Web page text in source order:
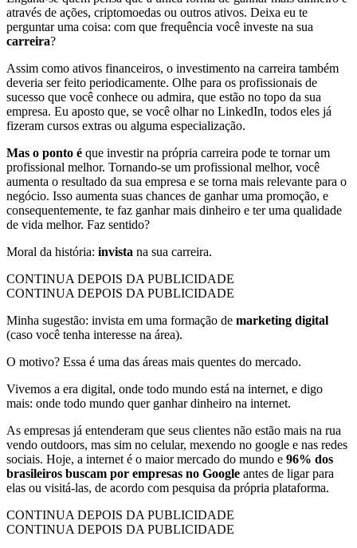
através de ações, criptomoedas ou outros ativos. Deixa eu te
perguntar uma coisa: com que frequência você investe na sua
carreira?
Assim como ativos financeiros, o investimento na carreira também
deveria ser feito periodicamente. Olhe para os profissionais de
sucesso que você conhece ou admira, que estão no topo da sua
empresa. Eu aposto que, se você olhar no LinkedIn, todos eles já
fizeram cursos extras ou alguma especialização.
Mas o ponto é que investir na própria carreira pode te tornar um
profissional melhor. Tornando-se um profissional melhor, você
aumenta o resultado da sua empresa e se torna mais relevante para o
negócio. Isso aumenta suas chances de ganhar uma promoção, e
consequentemente, te faz ganhar mais dinheiro e ter uma qualidade
de vida melhor. Faz sentido?
Moral da história: invista na sua carreira.
CONTINUA DEPOIS DA PUBLICIDADE
CONTINUA DEPOIS DA PUBLICIDADE
Minha sugestão: invista em uma formação de marketing digital
(caso você tenha interesse na área).
O motivo? Essa é uma das áreas mais quentes do mercado.
Vivemos a era digital, onde todo mundo está na internet, e digo
mais: onde todo mundo quer ganhar dinheiro na internet.
As empresas já entenderam que seus clientes não estão mais na rua
vendo outdoors, mas sim no celular, mexendo no google e nas redes
sociais. Hoje, a internet é o maior mercado do mundo e 96% dos
brasileiros buscam por empresas no Google antes de ligar para
elas ou visitá-las, de acordo com pesquisa da própria plataforma.
CONTINUA DEPOIS DA PUBLICIDADE
CONTINUA DEPOIS DA PUBLICIDADE